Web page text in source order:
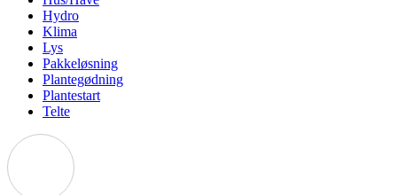
Hydro
Klima
Lys
Pakkeløsning
Plantegødning
Plantestart
Telte